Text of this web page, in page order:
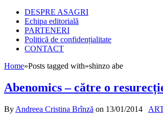
DESPRE ASAGRI
Echipa editorială
PARTENERI
Politică de confidențialitate
CONTACT
Home»Posts tagged with»shinzo abe
Abenomics – către o
By Andreea Cristina Brînză on 13/01/2014